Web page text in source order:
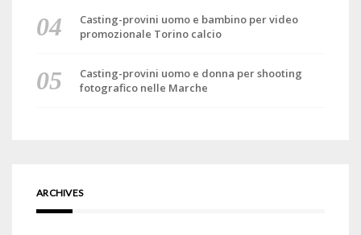
Casting-provini uomo e bambino per video
promozionale Torino calcio
Casting-provini uomo e donna per shooting
fotografico nelle Marche
ARCHIVES